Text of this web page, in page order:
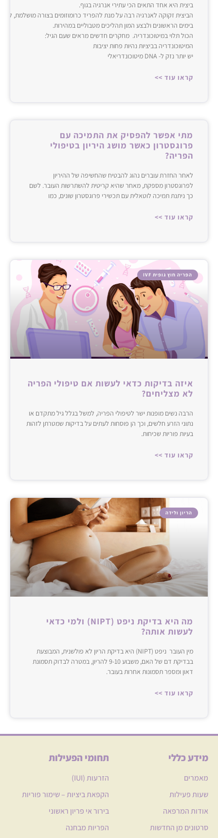
ביצית היא אחד התאים הכי עתירי אנרגיה בגוף.
הביצית זקוקה לאנרגיה רבה על מנת להפריד כרומוזומים בצורה מושלמת,
בימים הראשונים ולבצע המון תהליכים מטבוליים במהירות.‌‌
הכול תלוי במיטוכונדריה. מחקרים חדשים מראים שעם הגיל:
המיטוכונדריה בביציות נהיות פחות יציבות
יש יותר נזק ל- ‌‌DNA‌‌ מיטוכונדריאלי
קראו עוד >>
מתי אפשר להפסיק את התמיכה עם
פרוגסטרון כאשר מושג היריון בטיפולי
הפריה?
לאחר החזרת עוברים נהוג להבטיח שהחשיפה של ההיריון
לפרוגסטרון מספקת, מאחר שהיא קריטית להשתרשות העובר. לשם
כך ניתנת תמיכה לוטאלית עם תכשירי פרוגסטרון שונים, כמו
קראו עוד >>
הפריה חוץ גופית IVF
איזה בדיקות כדאי לעשות אם טיפולי הפריה
לא מצליחים?
הרבה נשים מופנות ישר לטיפולי הפריה, למשל בגלל גיל מתקדם או
נתוני הזרע חלשים, וכך הן פוסחות לעתים על בדיקות שמטרתן לזהות
בעיות פוריות שכיחות.
קראו עוד >>
הריון ולידה
מה היא בדיקת ניפט (NIPT) ולמי כדאי
לעשות אותה?
מין העובר ניפט (NIPT) היא בדיקת הריון לא פולשנית, המבוצעת
בבדיקת דם של האם, משבוע 9-10 להריון, במטרה לבדוק תסמונת
דאון ומספר תסמונות אחרות בעובר.
קראו עוד >>
מידע כללי
מאמרים
שעות פעילות
אודות המרפאה
סרטונים מן החדשות
תחומי הפעילות
הזרעות (IUI)
הקפאת ביציות – שימור פוריות
בירור אי פריון ראשוני
הפריות מבחנה